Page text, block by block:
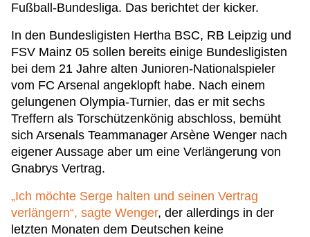
Fußball-Bundesliga. Das berichtet der kicker.
In den Bundesligisten Hertha BSC, RB Leipzig und
FSV Mainz 05 sollen bereits einige Bundesligisten
bei dem 21 Jahre alten Junioren-Nationalspieler
vom FC Arsenal angeklopft habe. Nach einem
gelungenen Olympia-Turnier, das er mit sechs
Treffern als Torschützenkönig abschloss, bemüht
sich Arsenals Teammanager Arsène Wenger nach
eigener Aussage aber um eine Verlängerung von
Gnabrys Vertrag.
„Ich möchte Serge halten und seinen Vertrag
verlängern“, sagte Wenger, der allerdings in der
letzten Monaten dem Deutschen keine